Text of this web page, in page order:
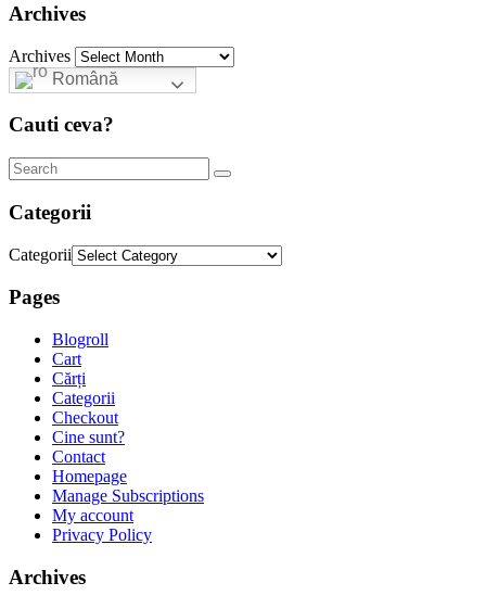
Archives
Archives
Română
Cauti ceva?
Categorii
Categorii
Pages
Blogroll
Cart
Cărți
Categorii
Checkout
Cine sunt?
Contact
Homepage
Manage Subscriptions
My account
Privacy Policy
Archives